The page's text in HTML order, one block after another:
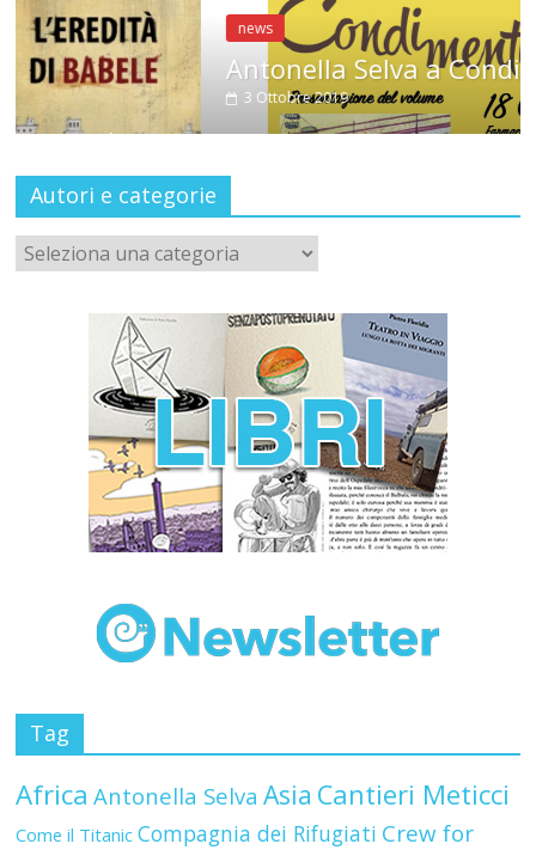
news
Antonella Selva a CondiMenti
3 Ottobre 2019
Autori e categorie
Tag
Africa Antonella Selva Asia Cantieri Meticci
Come il Titanic Compagnia dei Rifugiati Crew for